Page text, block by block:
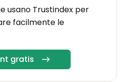
usano Trustindex per
facilmente le
gratis